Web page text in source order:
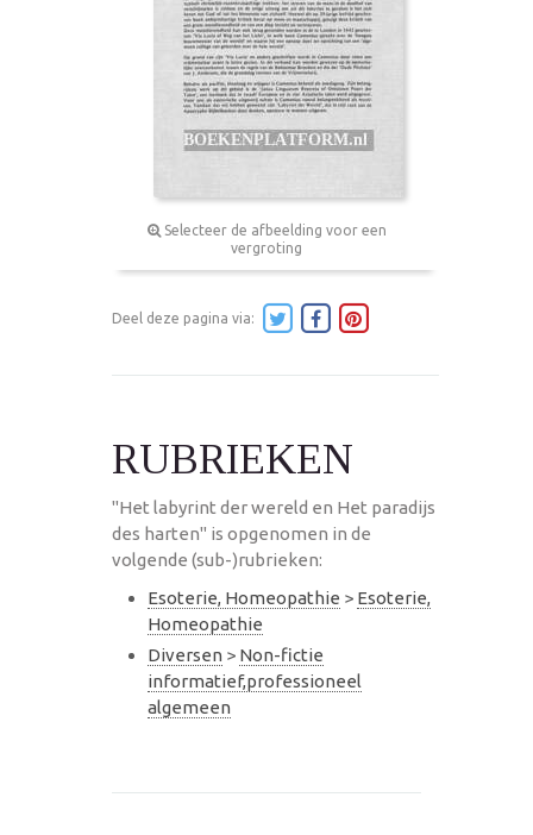
Selecteer de afbeelding voor een
vergroting
Deel deze pagina via:
RUBRIEKEN
"Het labyrint der wereld en Het paradijs
des harten" is opgenomen in de
volgende (sub-)rubrieken:
Esoterie, Homeopathie > Esoterie,
Homeopathie
Diversen > Non-fictie
informatief,professioneel
algemeen